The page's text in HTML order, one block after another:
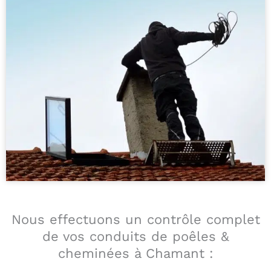
Nous effectuons un contrôle complet
de vos conduits de poêles &
cheminées à Chamant :